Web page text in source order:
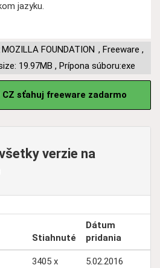
jazyku.
MOZILLA FOUNDATION , Freeware ,
19.97MB , Prípona súboru:exe
sťahuj freeware zadarmo
verzie na
Stiahnuté
Dátum
pridania
3405 x 5.02.2016